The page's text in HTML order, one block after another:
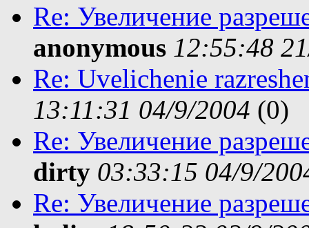
Re: Увеличение
anonymous 12:55:48
Re: Uvelichenie
13:11:31 04/9/2004 (0)
Re: Увеличение
dirty 03:33:15 04/9/
Re: Увеличение